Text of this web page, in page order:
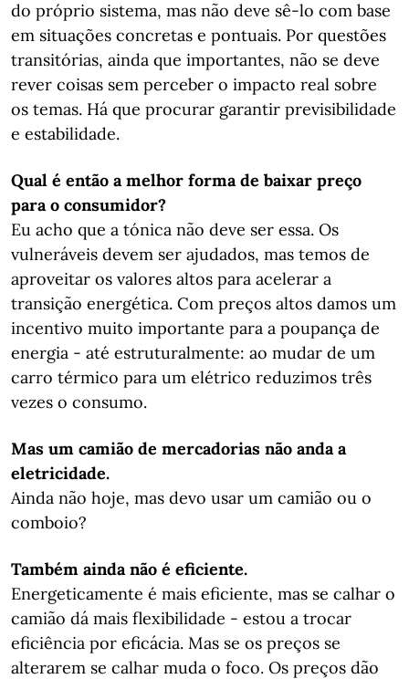
do próprio sistema, mas não deve sê-lo com base
em situações concretas e pontuais. Por questões
transitórias, ainda que importantes, não se deve
rever coisas sem perceber o impacto real sobre
os temas. Há que procurar garantir previsibilidade
e estabilidade.
Qual é então a melhor forma de baixar preço
para o consumidor?
Eu acho que a tónica não deve ser essa. Os
vulneráveis devem ser ajudados, mas temos de
aproveitar os valores altos para acelerar a
transição energética. Com preços altos damos um
incentivo muito importante para a poupança de
energia - até estruturalmente: ao mudar de um
carro térmico para um elétrico reduzimos três
vezes o consumo.
Mas um camião de mercadorias não anda a
eletricidade.
Ainda não hoje, mas devo usar um camião ou o
comboio?
Também ainda não é eficiente.
Energeticamente é mais eficiente, mas se calhar o
camião dá mais flexibilidade - estou a trocar
eficiência por eficácia. Mas se os preços se
alterarem se calhar muda o foco. Os preços dão